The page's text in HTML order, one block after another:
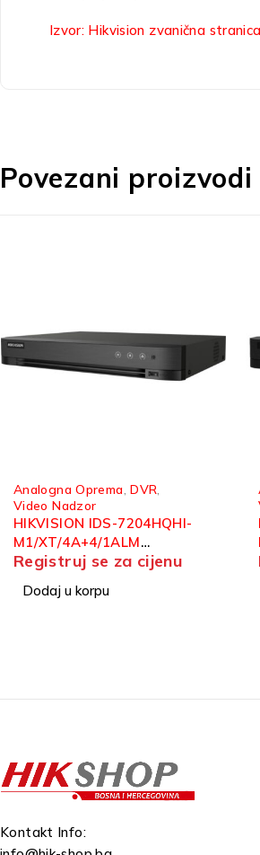
Izvor: Hikvision zvanična
Povezani proizvodi
Analogna Oprema ,DVR
Video Nadzor
HIKVISION IDS-7208HQHI-
M1/E 4-CH ACUSENSE DVR
Registruj se za cijenu
Dodaj u korpu
Kontakt Info: